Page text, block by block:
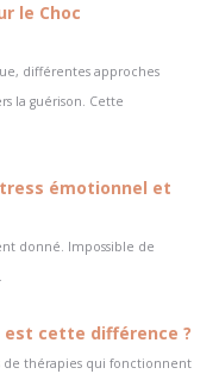
le Choc
différentes approches
la guérison. Cette
émotionnel et
donné. Impossible de
est cette différence ?
de thérapies qui fonctionnent